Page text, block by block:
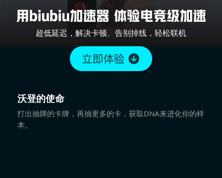
超低延迟，解决卡顿、告别掉线，轻松联机
沃登的使命
打出抽牌的卡牌，再抽更多的卡，获取DNA来进化你的样
本。